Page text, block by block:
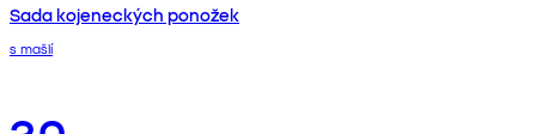
Sada kojeneckých ponožek
s mašlí